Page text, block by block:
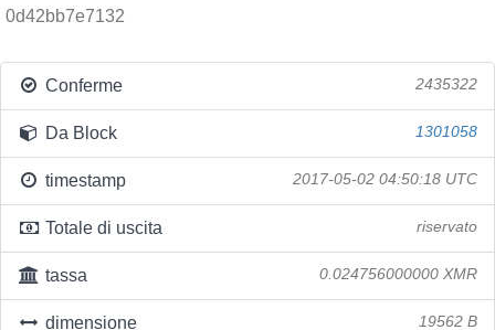
0d42bb7e7132
Conferme 2435322
Da Block 1301058
timestamp 2017-05-02 04:50:18 UTC
Totale di uscita riservato
tassa 0.024756000000 XMR
dimensione 19562 B